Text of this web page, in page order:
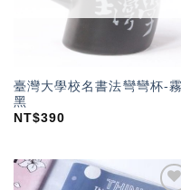
臺灣大學校名書法彎彎杯-霧
黑
NT$390